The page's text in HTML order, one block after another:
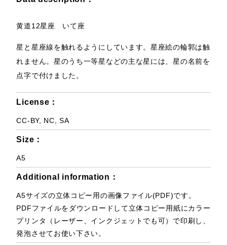
黄道12星座 いて座
星と星座線を触れるようにしています。星座絵の輪郭は触
れません。星のうち一等星などの主な星には、星の名前を
点字で付けました。
License：
CC-BY, NC, SA
Size：
A5
Additional information：
A5サイズの立体コピー用の画像ファイル(PDF)です。
PDFファイルをダウンロードして立体コピー用紙にカラー
プリンタ（レーザー、インクジェットでも可）で印刷し、
発泡させてお使い下さい。